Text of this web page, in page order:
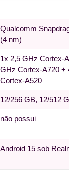
Qualcomm
(4 nm)
1x 2,5 GHz Cortex-
GHz Cortex-A720 +
Cortex-A520
12/256 GB, 12/512
não possui
Android 15 sob